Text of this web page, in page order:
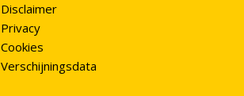
Disclaimer
Privacy
Cookies
Verschijningsdata